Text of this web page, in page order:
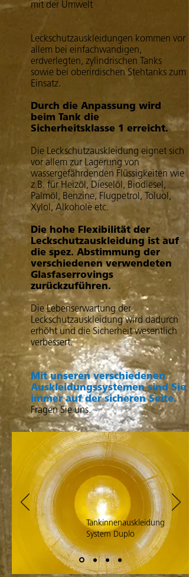
mit der Umwelt
Leckschutzauskleidungen kommen vor
allem bei einfachwandigen,
erdverlegten, zylindrischen Tanks
sowie bei oberirdischen Stehtanks zum
Einsatz.
Durch die Anpassung wird
beim Tank die
Sicherheitsklasse 1 erreicht.
Die Leckschutzauskleidung eignet sich
vor allem zur Lagerung von
wassergefährdenden Flüssigkeiten wie
z.B. für Heizöl, Dieselöl, Biodiesel,
Palmöl, Benzine, Flugpetrol, Toluol,
Xylol, Alkohole etc.
Die hohe Flexibilität der
Leckschutzauskleidung ist auf
die spez. Abstimmung der
verschiedenen verwendeten
Glasfaserrovings
zurückzuführen.
Die Lebenserwartung der
Leckschutzauskleidung wird dadurch
erhöht und die Sicherheit wesentlich
verbessert.
Mit unseren verschiedenen
Auskleidungssystemen sind Sie
immer auf der sicheren Seite.
Fragen Sie uns.
Tankinnenauskleidung
System Duplo